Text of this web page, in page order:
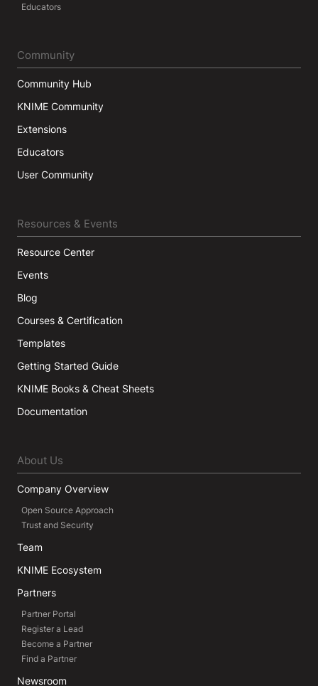
Educators
Community
Community Hub
KNIME Community
Extensions
Educators
User Community
Resources & Events
Resource Center
Events
Blog
Courses & Certification
Templates
Getting Started Guide
KNIME Books & Cheat Sheets
Documentation
About Us
Company Overview
Open Source Approach
Trust and Security
Team
KNIME Ecosystem
Partners
Partner Portal
Register a Lead
Become a Partner
Find a Partner
Newsroom